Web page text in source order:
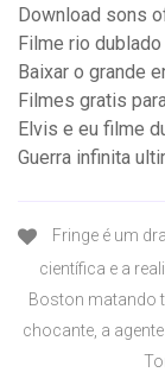
Download sons
Filme rio
Baixar o grande
Filmes gratis
Elvis e eu filme
Guerra infinita
Fringe é um
científica e a
Boston matando
chocante, a